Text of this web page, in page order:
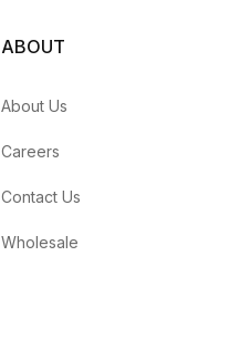
ABOUT
About Us
Careers
Contact Us
Wholesale